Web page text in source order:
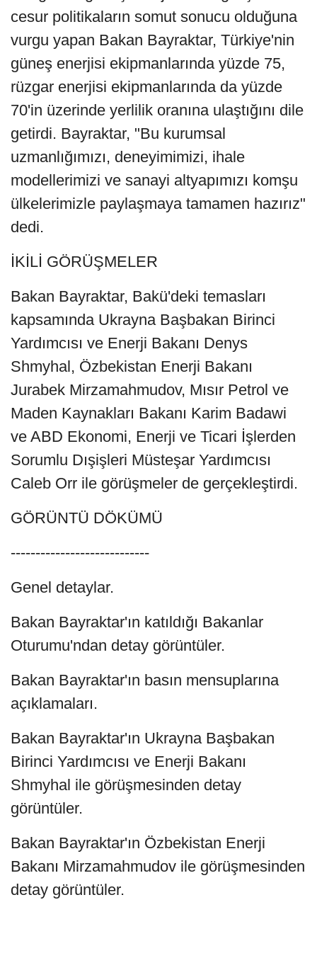
cesur politikaların somut sonucu olduğuna
vurgu yapan Bakan Bayraktar, Türkiye'nin
güneş enerjisi ekipmanlarında yüzde 75,
rüzgar enerjisi ekipmanlarında da yüzde
70'in üzerinde yerlilik oranına ulaştığını dile
getirdi. Bayraktar, "Bu kurumsal
uzmanlığımızı, deneyimimizi, ihale
modellerimizi ve sanayi altyapımızı komşu
ülkelerimizle paylaşmaya tamamen hazırız"
dedi.
İKİLİ GÖRÜŞMELER
Bakan Bayraktar, Bakü'deki temasları
kapsamında Ukrayna Başbakan Birinci
Yardımcısı ve Enerji Bakanı Denys
Shmyhal, Özbekistan Enerji Bakanı
Jurabek Mirzamahmudov, Mısır Petrol ve
Maden Kaynakları Bakanı Karim Badawi
ve ABD Ekonomi, Enerji ve Ticari İşlerden
Sorumlu Dışişleri Müsteşar Yardımcısı
Caleb Orr ile görüşmeler de gerçekleştirdi.
GÖRÜNTÜ DÖKÜMÜ
----------------------------
Genel detaylar.
Bakan Bayraktar'ın katıldığı Bakanlar
Oturumu'ndan detay görüntüler.
Bakan Bayraktar'ın basın mensuplarına
açıklamaları.
Bakan Bayraktar'ın Ukrayna Başbakan
Birinci Yardımcısı ve Enerji Bakanı
Shmyhal ile görüşmesinden detay
görüntüler.
Bakan Bayraktar'ın Özbekistan Enerji
Bakanı Mirzamahmudov ile görüşmesinden
detay görüntüler.